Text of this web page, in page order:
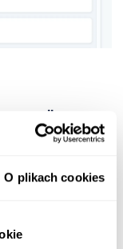
O plikach cookies
wspólnych
i